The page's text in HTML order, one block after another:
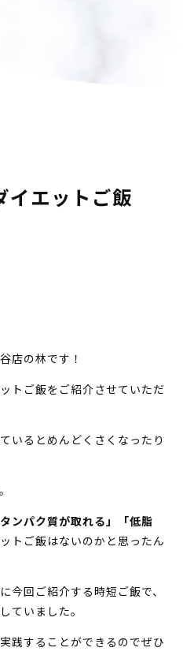
イエットご飯
店の林です！
トご飯をご紹介させていただ
いるとめんどくさくなったり
ンパク質が取れる」「低脂
トご飯はないのかと思ったん
今回ご紹介する時短ご飯で、
ていました。
践することができるのでぜひ